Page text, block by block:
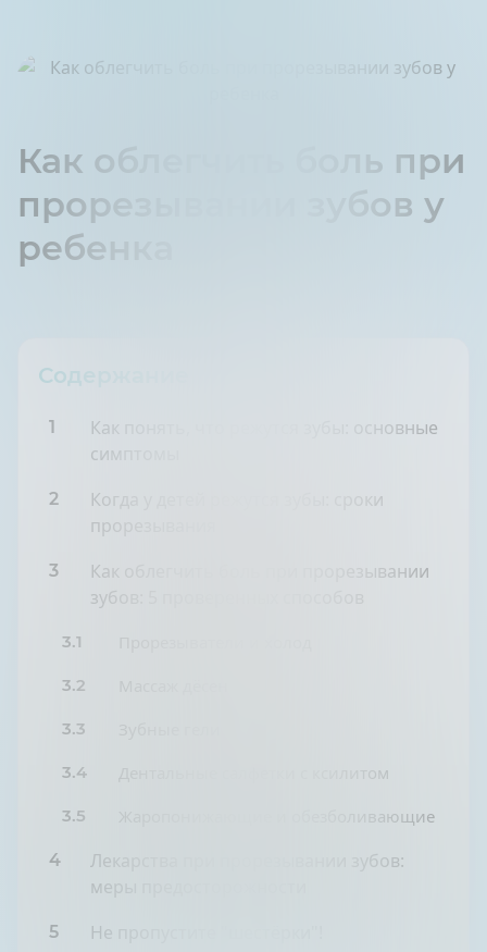
Как облегчить боль при
прорезывании зубов у
ребенка
Содержание
1
Как понять, что режутся зубы: основные
симптомы
2
Когда у детей режутся зубы: сроки
прорезывания
3
Как облегчить боль при прорезывании
зубов: 5 проверенных способов
3.1
3.2
3.3
3.4 Дентальные салфетки с ксилитом
3.5 Жаропонижающие и обезболивающие
4
Лекарства при прорезывании зубов:
меры предосторожности
5 Не пропустите "шестёрки"!